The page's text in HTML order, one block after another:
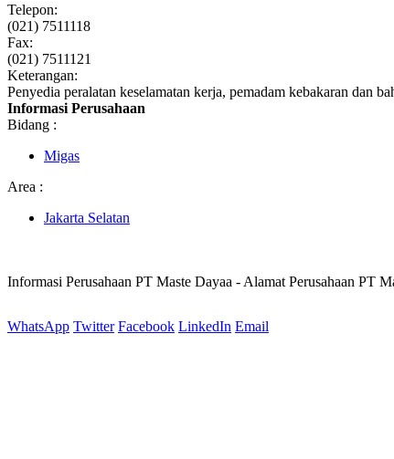
Telepon:
(021) 7511118
Fax:
(021) 7511121
Keterangan:
Penyedia peralatan keselamatan kerja, pemadam kebakaran dan
Informasi Perusahaan
Bidang :
Migas
Area :
Jakarta Selatan
Informasi Perusahaan PT Maste Dayaa - Alamat Perusahaan PT
WhatsApp Twitter Facebook LinkedIn Email